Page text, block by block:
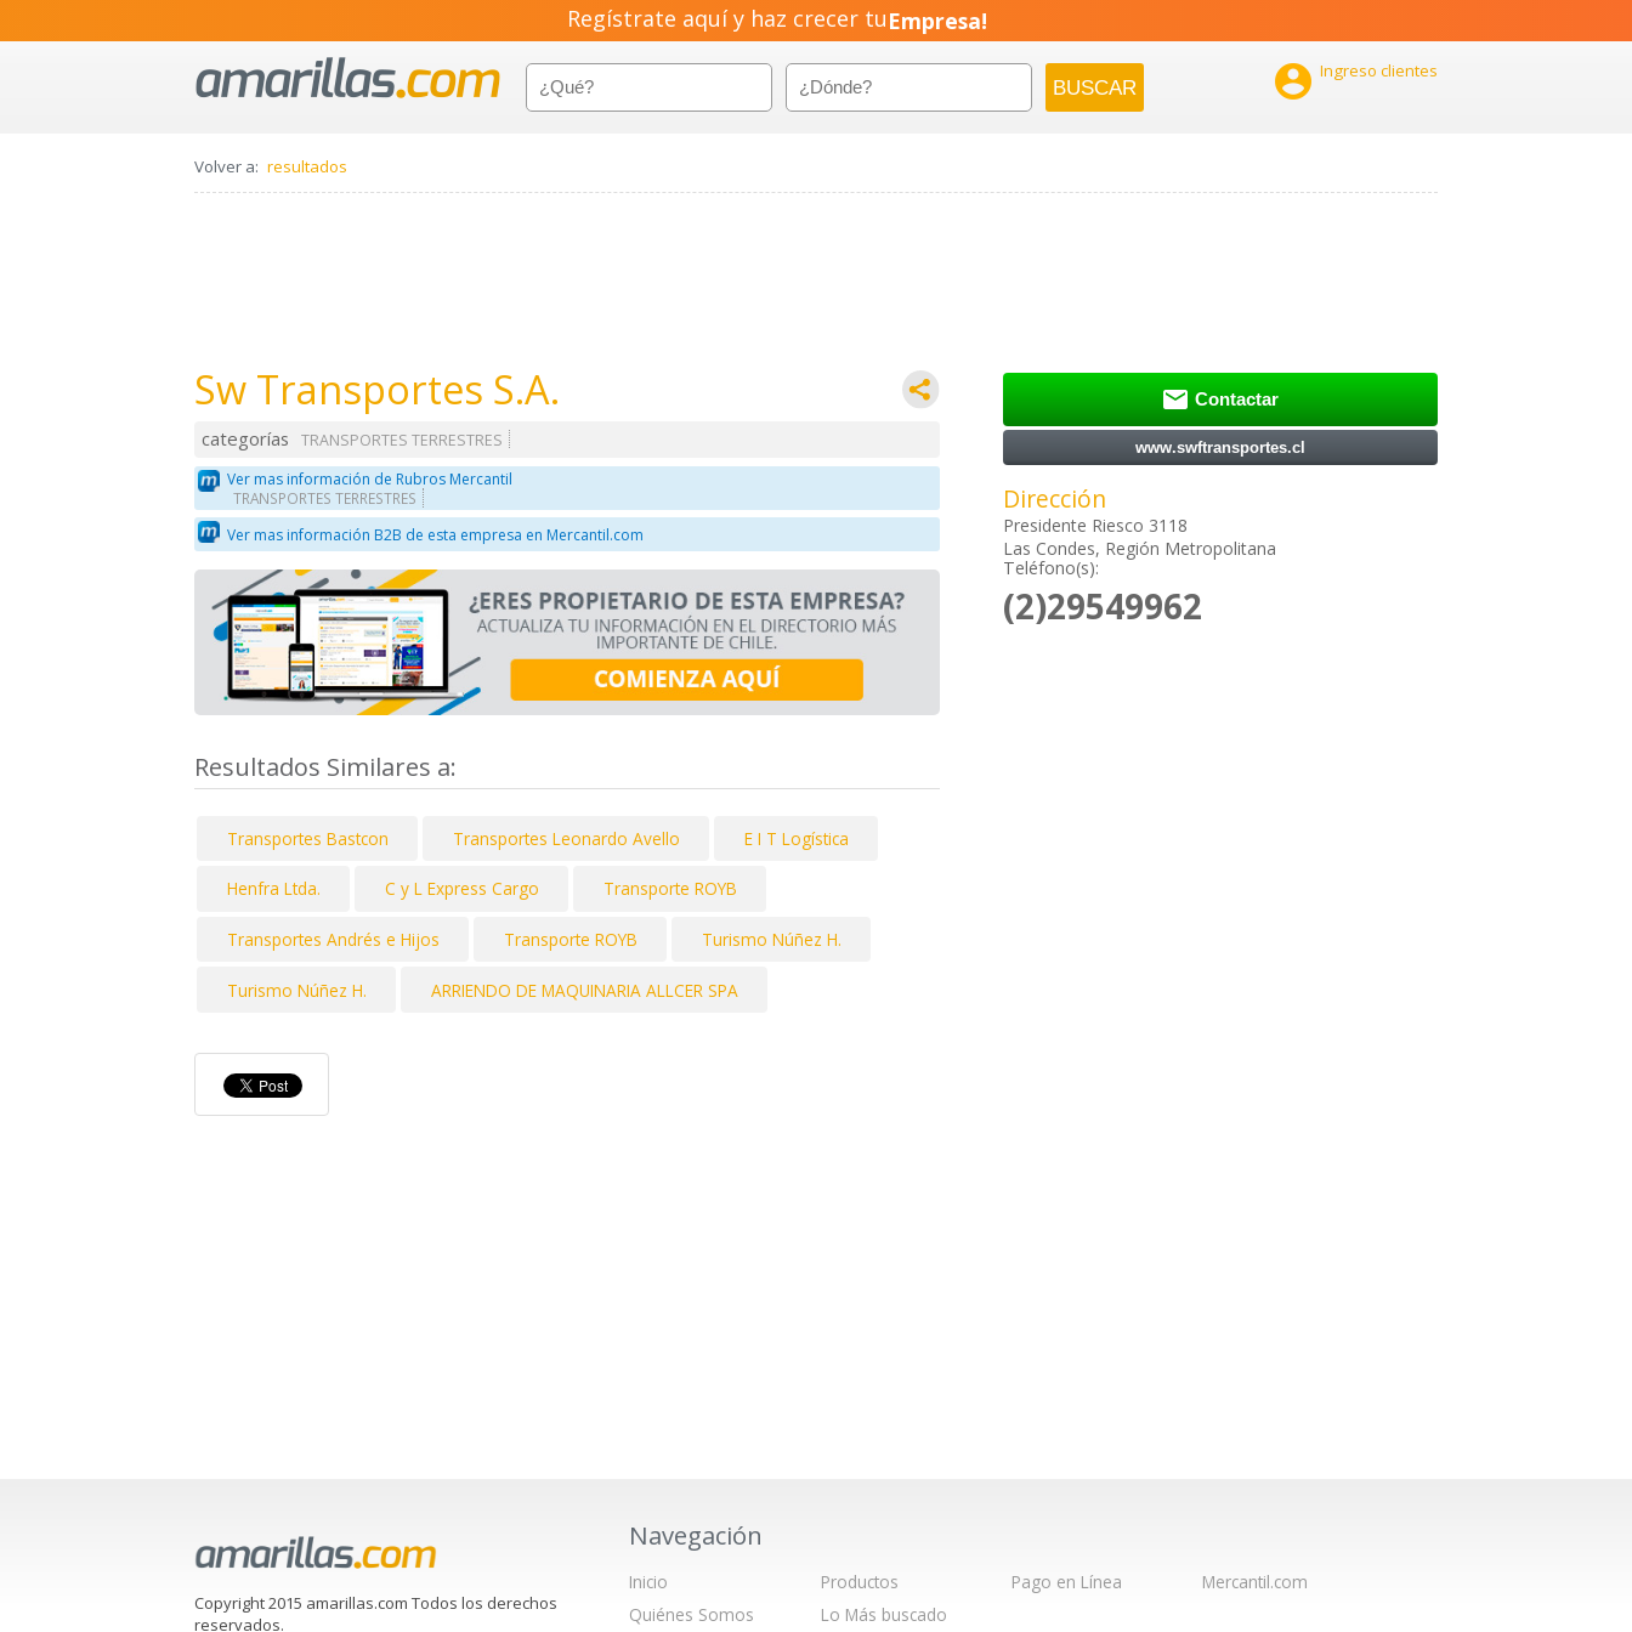
Regístrate aquí y haz crecer tuEmpresa!
Negocio!
Pyme!
 Ingreso clientes
Volver a: resultados
Sw Transportes S.A.
categorías
TRANSPORTES TERRESTRES
Ver mas información de Rubros Mercantil
TRANSPORTES TERRESTRES
Ver mas información B2B de esta empresa en Mercantil.com
Resultados Similares a:
Transportes Bastcon Transportes Leonardo Avello E I T Logística
Henfra Ltda. C y L Express Cargo Transporte ROYB
Transportes Andrés e Hijos Transporte ROYB Turismo Núñez H.
Turismo Núñez H. ARRIENDO DE MAQUINARIA ALLCER SPA
 Contactar
www.swftransportes.cl
Dirección
Presidente Riesco 3118
Las Condes, Región Metropolitana
Teléfono(s):
(2)29549962
Copyright 2015 amarillas.com Todos los derechos
reservados.
Navegación
Inicio
Quiénes Somos
Productos
Lo Más buscado
Pago en Línea Mercantil.com